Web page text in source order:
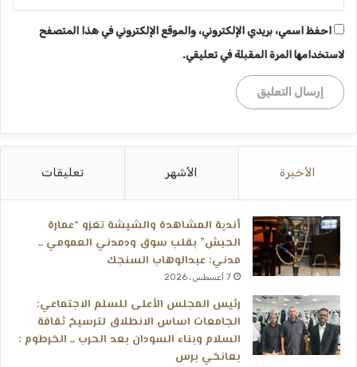
احفظ اسمي، بريدي الإلكتروني، والموقع الإلكتروني في هذا المتصفح
لاستخدامها المرة المقبلة في تعليقي.
الأخيرة الأشهر تعليقات
أندية المشاهدة والشيشة تغزو “عمارة
الحبش” بقلب سوق ودمدني العمومي ــ
مدني: عبدالوهاب السنجك
7 أغسطس، 2026
رئيس المجلس الأعلى للسلم الاجتماعي:
الجامعات اساس الانطلاق لترسيخ ثقافة
السلام وبناء السودان بعد الحرب ــ الخرطوم :
بعانخي برس